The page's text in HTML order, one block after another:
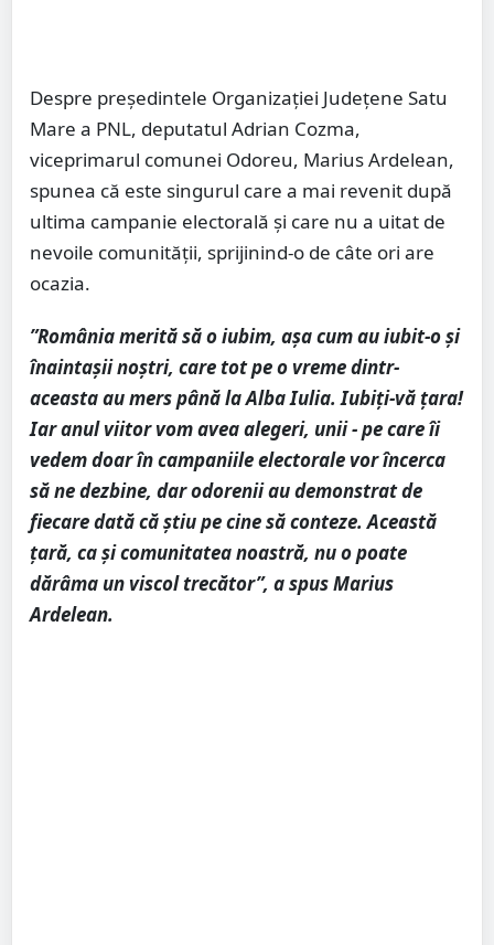
Despre președintele Organizației Județene Satu
Mare a PNL, deputatul Adrian Cozma,
viceprimarul comunei Odoreu, Marius Ardelean,
spunea că este singurul care a mai revenit după
ultima campanie electorală și care nu a uitat de
nevoile comunității, sprijinind-o de câte ori are
ocazia.
”România merită să o iubim, așa cum au iubit-o și
înaintașii noștri, care tot pe o vreme dintr-
aceasta au mers până la Alba Iulia. Iubiți-vă țara!
Iar anul viitor vom avea alegeri, unii - pe care îi
vedem doar în campaniile electorale vor încerca
să ne dezbine, dar odorenii au demonstrat de
fiecare dată că știu pe cine să conteze. Această
țară, ca și comunitatea noastră, nu o poate
dărâma un viscol trecător”, a spus Marius
Ardelean.